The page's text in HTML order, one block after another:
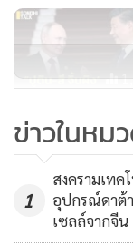
ยูนนานกำลังใช้ก
ใหญ่ และหวังว่าผู้แ
ประเทศจีน เข้าใจ
พรรคคอมมิวนิสต์จี
ดันแผนปฏิบัติงาน
หนึ่งแถบหนึ่งเส้นท
ข่าวในหม
1
สงครามเทค
อุปกรณ์ดาต้
เซลล์จากจี